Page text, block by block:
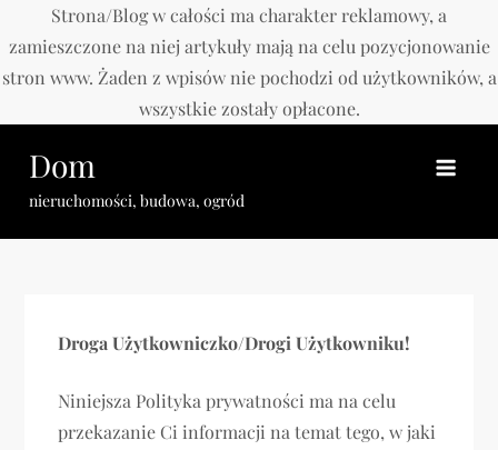
Strona/Blog w całości ma charakter reklamowy, a
zamieszczone na niej artykuły mają na celu pozycjonowanie
stron www. Żaden z wpisów nie pochodzi od użytkowników, a
wszystkie zostały opłacone.
content
Dom
nieruchomości, budowa, ogród
Droga Użytkowniczko/Drogi Użytkowniku!
Niniejsza Polityka prywatności ma na celu
przekazanie Ci informacji na temat tego, w jaki